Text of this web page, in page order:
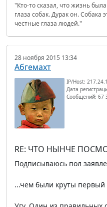
"Кто-то сказал, что жизнь
глаза собак. Дурак он.
честные глаза людей."
28 ноября 2015 13:34
Абгемахт
IP/Host:
Дата
Сообщений: 67
RE: ЧТО НЫНЧЕ
Подписываюсь пол
...чем были круты